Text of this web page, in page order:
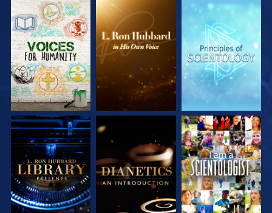
DÉCOUVRIR LES
SÉRIES
DÉCOUVRIR LES
SÉRIES
DÉCOUVRIR LES
SÉRIES
DÉCOUVRIR LES
SÉRIES
DÉCOUVRIR LES
SÉRIES
REGARDER